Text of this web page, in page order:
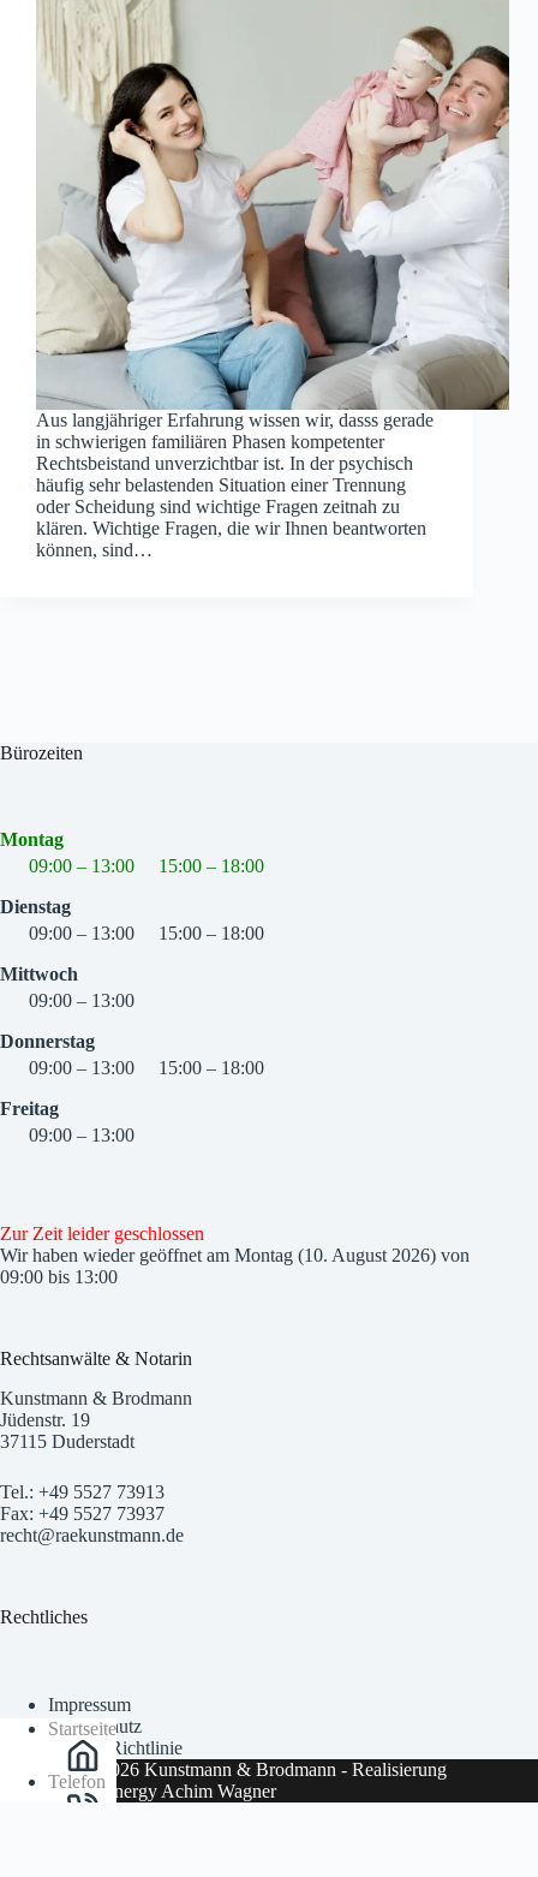
Aus langjähriger Erfahrung wissen wir, dasss gerade
in schwierigen familiären Phasen kompetenter
Rechtsbeistand unverzichtbar ist. In der psychisch
häufig sehr belastenden Situation einer Trennung
oder Scheidung sind wichtige Fragen zeitnah zu
klären. Wichtige Fragen, die wir Ihnen beantworten
können, sind…
Bürozeiten
Montag
09:00 – 13:00
15:00 – 18:00
Dienstag
09:00 – 13:00
15:00 – 18:00
Mittwoch
09:00 – 13:00
Donnerstag
09:00 – 13:00
15:00 – 18:00
Freitag
09:00 – 13:00
Zur Zeit leider geschlossen
Wir haben wieder geöffnet am Montag (10. August 2026) von
09:00 bis 13:00
Rechtsanwälte & Notarin
Kunstmann & Brodmann
Jüdenstr. 19
37115 Duderstadt
Tel.: +49 5527 73913
Fax: +49 5527 73937
recht@raekunstmann.de
Rechtliches
Impressum
Datenschutz
Cookie-Richtlinie
Copyright © 2026 Kunstmann & Brodmann - Realisierung
WebdesignITenergy Achim Wagner
Startseite
Telefon